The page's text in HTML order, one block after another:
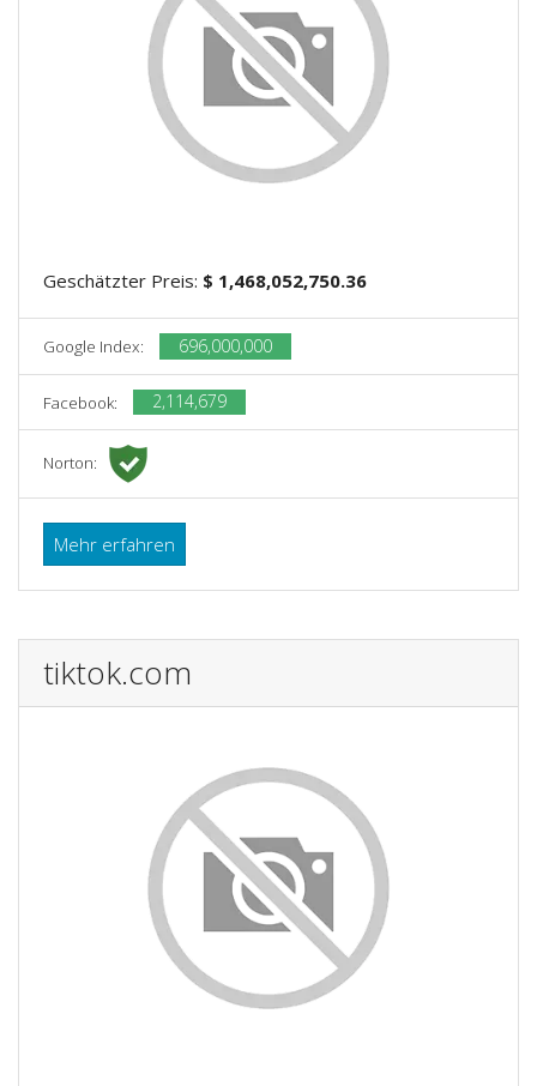
Geschätzter Preis: $ 1,468,052,750.36
Google Index: 696,000,000
Facebook: 2,114,679
Norton:
Mehr erfahren
tiktok.com